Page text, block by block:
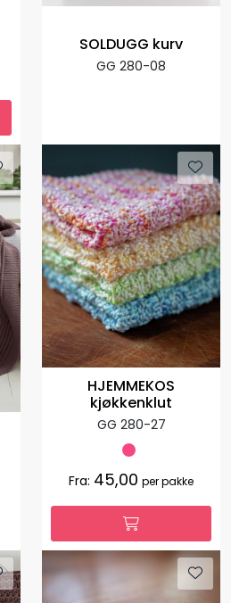
SOLDUGG kurv
GG 280-08
HJEMMEKOS
kjøkkenklut
GG 280-27
Fra: 45,00 per pakke